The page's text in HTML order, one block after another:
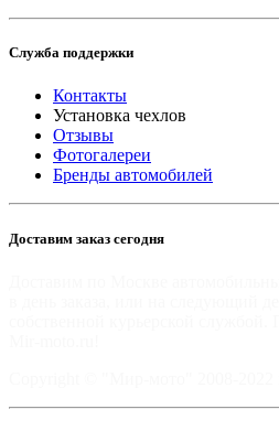
Служба поддержки
Контакты
Установка чехлов
Отзывы
Фотогалереи
Бренды автомобилей
Доставим заказ сегодня